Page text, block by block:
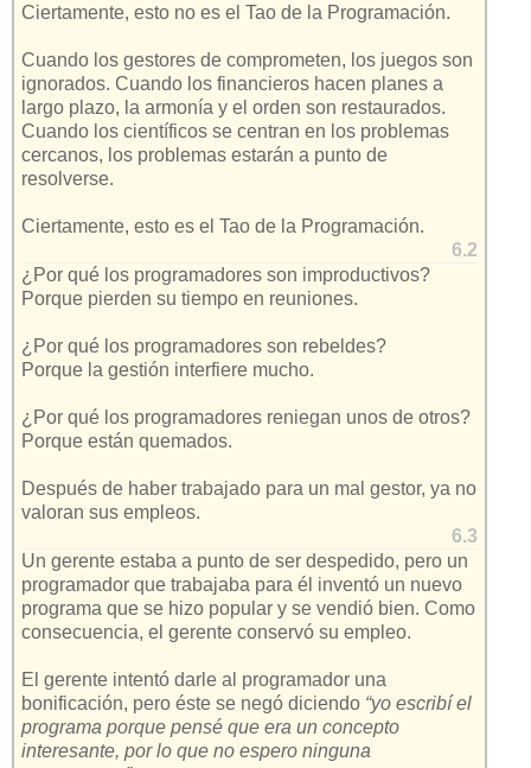
Ciertamente, esto no es el Tao de la Programación.
Cuando los gestores de comprometen, los juegos son
ignorados. Cuando los financieros hacen planes a
largo plazo, la armonía y el orden son restaurados.
Cuando los científicos se centran en los problemas
cercanos, los problemas estarán a punto de
resolverse.
Ciertamente, esto es el Tao de la Programación.
6.2
¿Por qué los programadores son improductivos?
Porque pierden su tiempo en reuniones.
¿Por qué los programadores son rebeldes?
Porque la gestión interfiere mucho.
¿Por qué los programadores reniegan unos de otros?
Porque están quemados.
Después de haber trabajado para un mal gestor, ya no
valoran sus empleos.
6.3
Un gerente estaba a punto de ser despedido, pero un
programador que trabajaba para él inventó un nuevo
programa que se hizo popular y se vendió bien. Como
consecuencia, el gerente conservó su empleo.
El gerente intentó darle al programador una
bonificación, pero éste se negó diciendo “yo escribí el
programa porque pensé que era un concepto
interesante, por lo que no espero ninguna